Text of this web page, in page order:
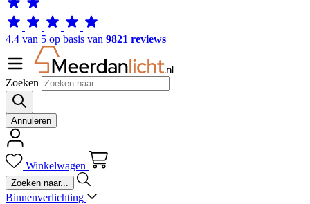
4.4 van 5 op basis van 9821 reviews
Zoeken
Annuleren
Winkelwagen
Binnenverlichting